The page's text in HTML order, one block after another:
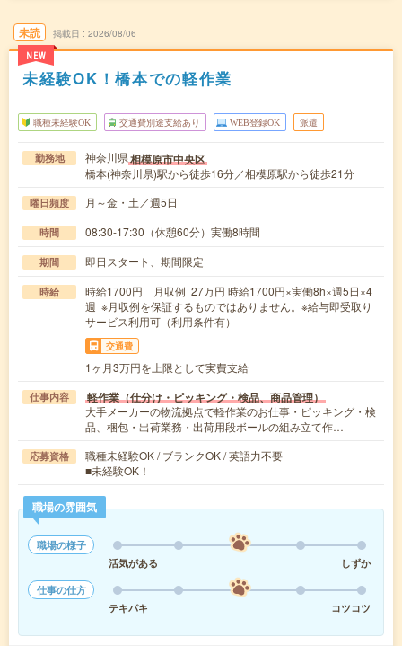
未読
NEW
掲載日 2026/08/06
未経験OK！橋本での軽作業
職種未経験OK 交通費別途支給あり WEB登録OK 派遣
勤務地 神奈川県相模原市中央区
橋本(神奈川県)駅から徒歩16分／相模原駅から徒歩21分
曜日頻度 月～金・土／週5日
時間 08:30-17:30（休憩60分）実働8時間
期間 即日スタート、期間限定
時給
時給1700円 月収例 27万円 時給1700円×実働8h×週5日×4
週 ※月収例を保証するものではありません。※給与即受取り
サービス利用可（利用条件有）
交通費
1ヶ月3万円を上限として実費支給
仕事内容 軽作業（仕分け・ピッキング・検品、商品管理）
大手メーカーの物流拠点で軽作業のお仕事・ピッキング・検
品、梱包・出荷業務・出荷用段ボールの組み立て作…
応募資格
職種未経験OK / ブランクOK / 英語力不要
■未経験OK！
職場の雰囲気
職場の様子
活気がある
しずか
仕事の仕方
テキパキ
コツコツ